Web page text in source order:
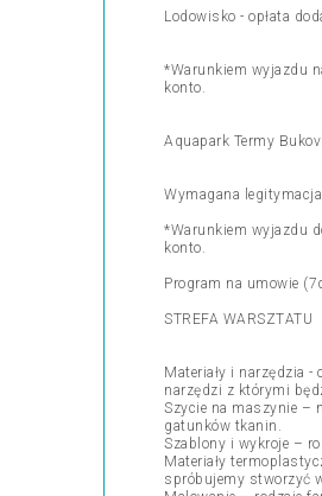
Lodowisko - opłata
*Warunkiem wyjazdu
konto.
Aquapark Termy
Wymagana
*Warunkiem wyjazdu
konto.
Program na umowie
STREFA WARSZTATU
Materiały i narzędzia
narzędzi z którymi
Szycie na maszynie –
gatunków tkanin.
Szablony i wykroje –
Materiały
spróbujemy stworzyć